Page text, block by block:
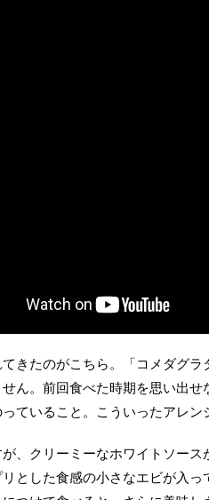
きたのがこちら。「コメダグ
ん。前回食べた時期を思い出
ていること。こういったアレン
、クリーミーなホワイトソース
とした食感の小さなエビが入